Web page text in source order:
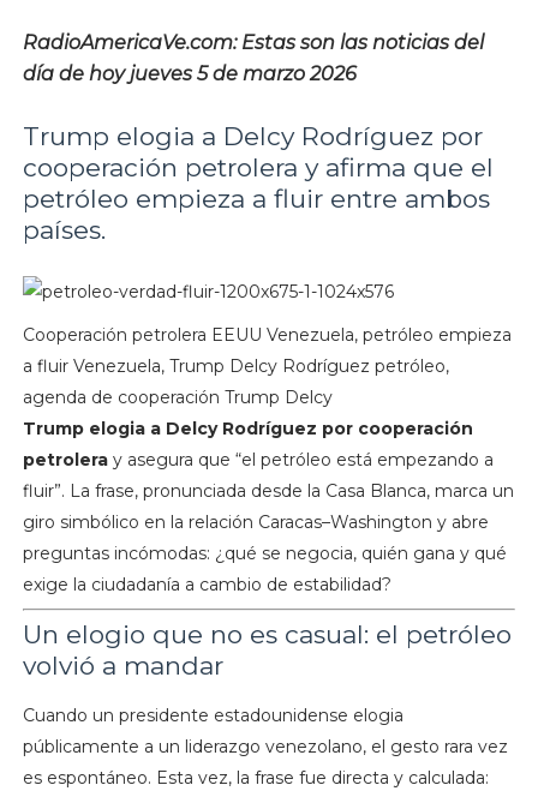
RadioAmericaVe.com: Estas son las noticias del
día de hoy jueves 5 de marzo 2026
Trump elogia a Delcy Rodríguez por
cooperación petrolera y afirma que el
petróleo empieza a fluir entre ambos
países.
Cooperación petrolera EEUU Venezuela, petróleo empieza
a fluir Venezuela, Trump Delcy Rodríguez petróleo,
agenda de cooperación Trump Delcy
Trump elogia a Delcy Rodríguez por cooperación
petroleray asegura que “el petróleo está empezando a
fluir”. La frase, pronunciada desde la Casa Blanca, marca un
giro simbólico en la relación Caracas–Washington y abre
preguntas incómodas: ¿qué se negocia, quién gana y qué
exige la ciudadanía a cambio de estabilidad?
Un elogio que no es casual: el petróleo
volvió a mandar
Cuando un presidente estadounidense elogia
públicamente a un liderazgo venezolano, el gesto rara vez
es espontáneo. Esta vez, la frase fue directa y calculada: